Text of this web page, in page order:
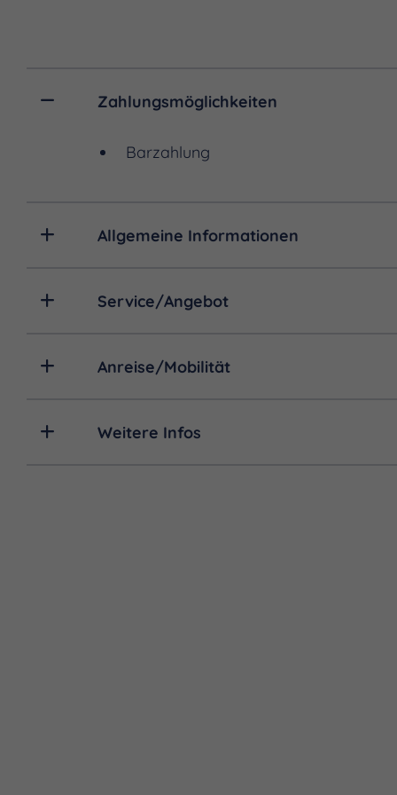
an, das Naturerlebnis
Richtung Roßbach,
Blütengrund zu einem
Zahlungsmöglichkeiten
Barzahlung
Allgemeine Informationen
Service/Angebot
Anreise/Mobilität
Weitere Infos